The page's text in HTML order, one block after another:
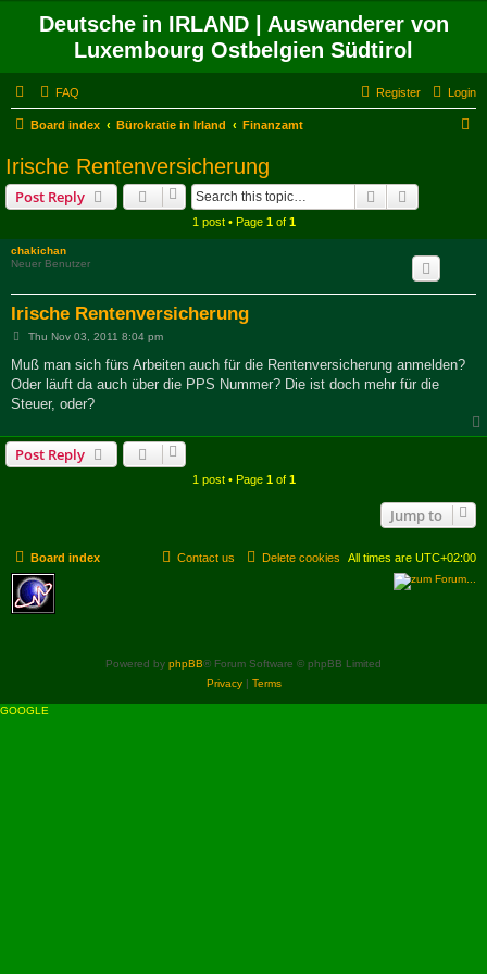
Deutsche in IRLAND | Auswanderer von
Luxembourg Ostbelgien Südtirol
FAQ Login
Register
Board index Bürokratie in Irland Finanzamt
Irische Rentenversicherung
Post Reply Search
1 post • Page 1of 1
chakichan
Neuer Benutzer
Irische Rentenversicherung
P
s
Thu Nov 03, 2011 8:04 pm
Muß man sich fürs Arbeiten auch für die Rentenversicherung anmelden?
Oder läuft da auch über die PPS Nummer? Die ist doch mehr für die
Steuer, oder?
Post Reply
1 post • Page 1of 1
Jump to
Board index All times are UTC+02:00
Delete cookies
Contact us
Powered by phpBB® Forum Software © phpBB Limited
Privacy| Terms
GOOGLE